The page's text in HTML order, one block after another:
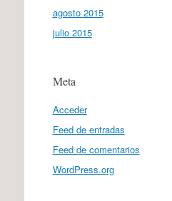
agosto 2015
julio 2015
Meta
Acceder
Feed de entradas
Feed de comentarios
WordPress.org